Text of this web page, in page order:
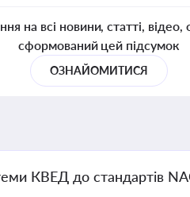
на всі новини, статті, відео,
сформований цей підсумок
ОЗНАЙОМИТИСЯ
КВЕД до стандартів